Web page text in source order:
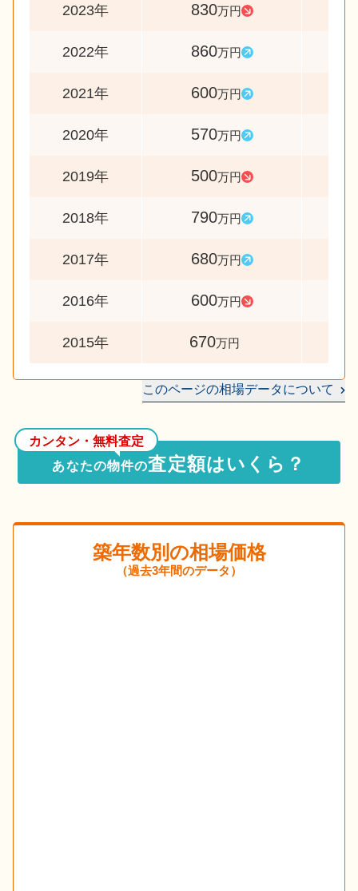
2023年 830万円
2022年 860万円
2021年 600万円
2020年 570万円
2019年 500万円
2018年 790万円
2017年 680万円
2016年 600万円
2015年 670万円
このページの相場データについて
カンタン・無料査定
あなたの物件の査定額はいくら？
築年数別の相場価格
（過去3年間のデータ）